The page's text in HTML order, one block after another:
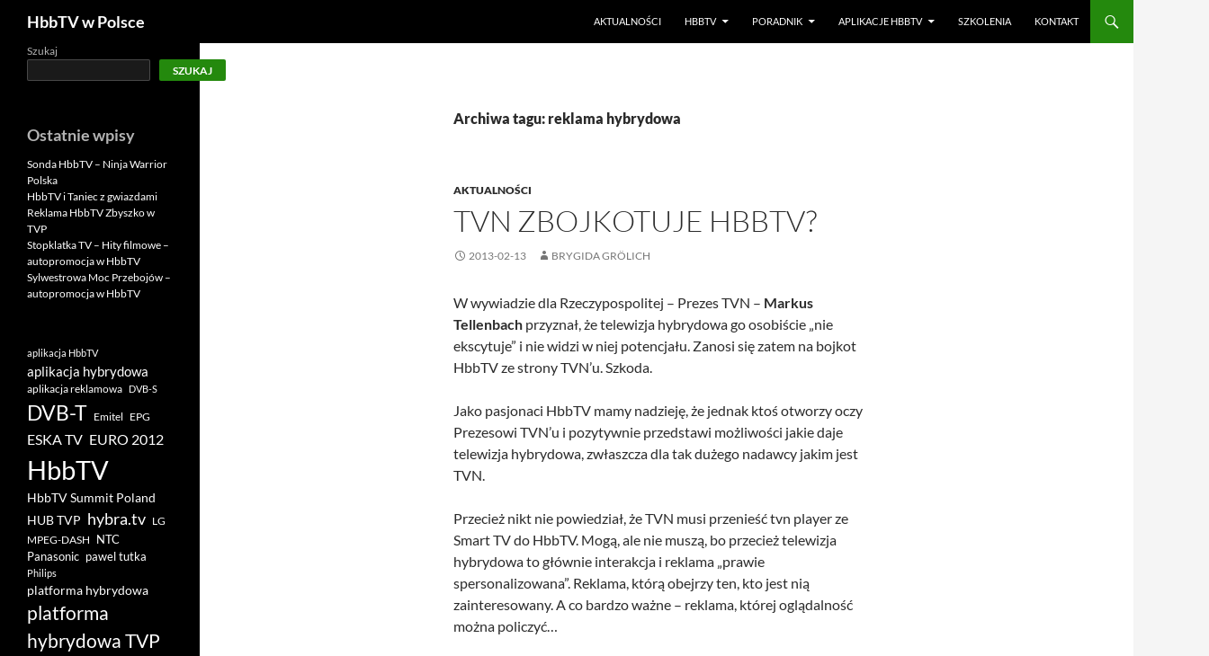
HbbTV w Polsce
AKTUALNOŚCI
HBBTV PORADNIK APLIKACJE HBBTV SZKOLENIA KONTAKT
Archiwa tagu: reklama hybrydowa
AKTUALNOŚCI
TVN ZBOJKOTUJE HBBTV?
2013-02-13 BRYGIDA GRÖLICH
W wywiadzie dla Rzeczypospolitej – Prezes TVN – Markus
Tellenbach przyznał, że telewizja hybrydowa go osobiście „nie
ekscytuje” i nie widzi w niej potencjału. Zanosi się zatem na bojkot
HbbTV ze strony TVN’u. Szkoda.
Jako pasjonaci HbbTV mamy nadzieję, że jednak ktoś otworzy oczy
Prezesowi TVN’u i pozytywnie przedstawi możliwości jakie daje
telewizja hybrydowa, zwłaszcza dla tak dużego nadawcy jakim jest
TVN.
Przecież nikt nie powiedział, że TVN musi przenieść tvn player ze
Smart TV do HbbTV. Mogą, ale nie muszą, bo przecież telewizja
hybrydowa to głównie interakcja i reklama „prawie
spersonalizowana”. Reklama, którą obejrzy ten, kto jest nią
zainteresowany. A co bardzo ważne – reklama, której oglądalność
można policzyć…
Szukaj
SZUKAJ
Ostatnie wpisy
Sonda HbbTV – Ninja Warrior
Polska
HbbTV i Taniec z gwiazdami
Reklama HbbTV Zbyszko w
TVP
Stopklatka TV – Hity filmowe –
autopromocja w HbbTV
Sylwestrowa Moc Przebojów –
autopromocja w HbbTV
aplikacja HbbTV
aplikacja hybrydowa
aplikacja reklamowa DVB-S
DVB-T Emitel EPG
ESKA TV EURO 2012
HbbTV
HbbTV Summit Poland
HUB TVP hybra.tv LG
MPEG-DASH NTC
Panasonic pawel tutka
Philips
platforma hybrydowa
platforma
hybrydowa TVP